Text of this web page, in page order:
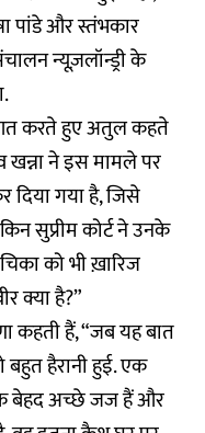
पांडे और स्तंभकार
न्यूज़लॉन्ड्री के
करते हुए अतुल कहते
खन्ना ने इस मामले पर
दिया गया है, जिसे
सुप्रीम कोर्ट ने उनके
को भी ख़ारिज
क्या है?”
कहती हैं, “जब यह बात
बहुत हैरानी हुई. एक
बेहद अच्छे जज हैं और